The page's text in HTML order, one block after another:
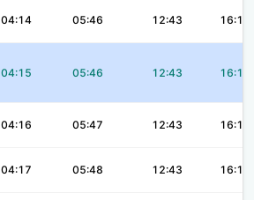
04:14 05:46 12:43 16:18
04:15 05:46 12:43 16:17
04:16 05:47 12:43 16:17
04:17 05:48 12:43 16:17